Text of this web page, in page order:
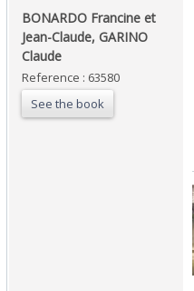
‎BONARDO Francine et
Jean-Claude, GARINO
Claude‎
Reference : 63580
See the book